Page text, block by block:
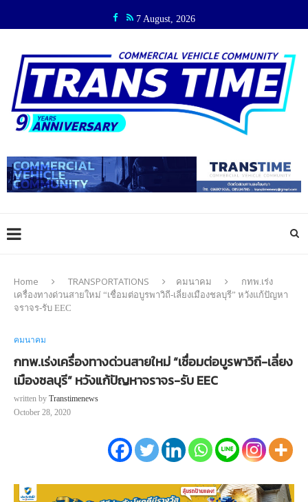
7 August, 2026
Home TRANSPORTATIONS คมนาคม
กทพ.เร่ง
เครื่องทางด่วนสายใหม่ “เชื่อมต่อบูรพาวิถี-เลี่ยงเมืองชลบุรี” หวังแก้ปัญหา
จราจร-รับ EEC
คมนาคม
กทพ.เร่งเครื่องทางด่วนสายใหม่ “เชื่อมต่อบูรพาวิถี-เลี่ยง
เมืองชลบุรี” หวังแก้ปัญหาจราจร-รับ EEC
written by Transtimenews
October 28, 2020